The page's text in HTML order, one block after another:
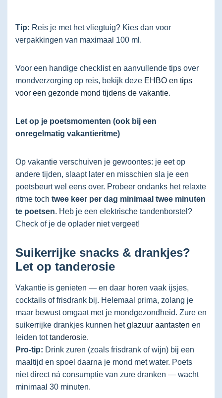
Tip: Reis je met het vliegtuig? Kies dan voor
verpakkingen van maximaal 100 ml.
Voor een handige checklist en aanvullende tips over
mondverzorging op reis, bekijk deze EHBO en tips
voor een gezonde mond tijdens de vakantie.
Let op je poetsmomenten (ook bij een
onregelmatig vakantieritme)
Op vakantie verschuiven je gewoontes: je eet op
andere tijden, slaapt later en misschien sla je een
poetsbeurt wel eens over. Probeer ondanks het relaxte
ritme toch twee keer per dag minimaal twee minuten
te poetsen. Heb je een elektrische tandenborstel?
Check of je de oplader niet vergeet!
Suikerrijke snacks & drankjes?
Let op tanderosie
Vakantie is genieten — en daar horen vaak ijsjes,
cocktails of frisdrank bij. Helemaal prima, zolang je
maar bewust omgaat met je mondgezondheid. Zure en
suikerrijke drankjes kunnen hetglazuur aantasten en
leiden tottanderosie.
Pro-tip: Drink zuren (zoals frisdrank of wijn) bij een
maaltijd en spoel daarna je mond met water. Poets
niet direct ná consumptie van zure dranken — wacht
minimaal 30 minuten.